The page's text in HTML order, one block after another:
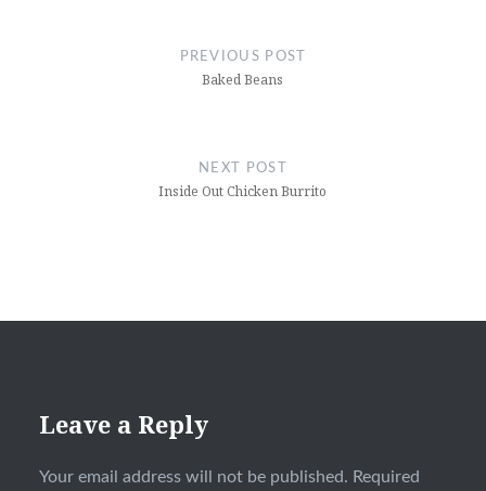
PREVIOUS POST
Baked Beans
NEXT POST
Inside Out Chicken Burrito
Leave a Reply
Your email address will not be published. Required